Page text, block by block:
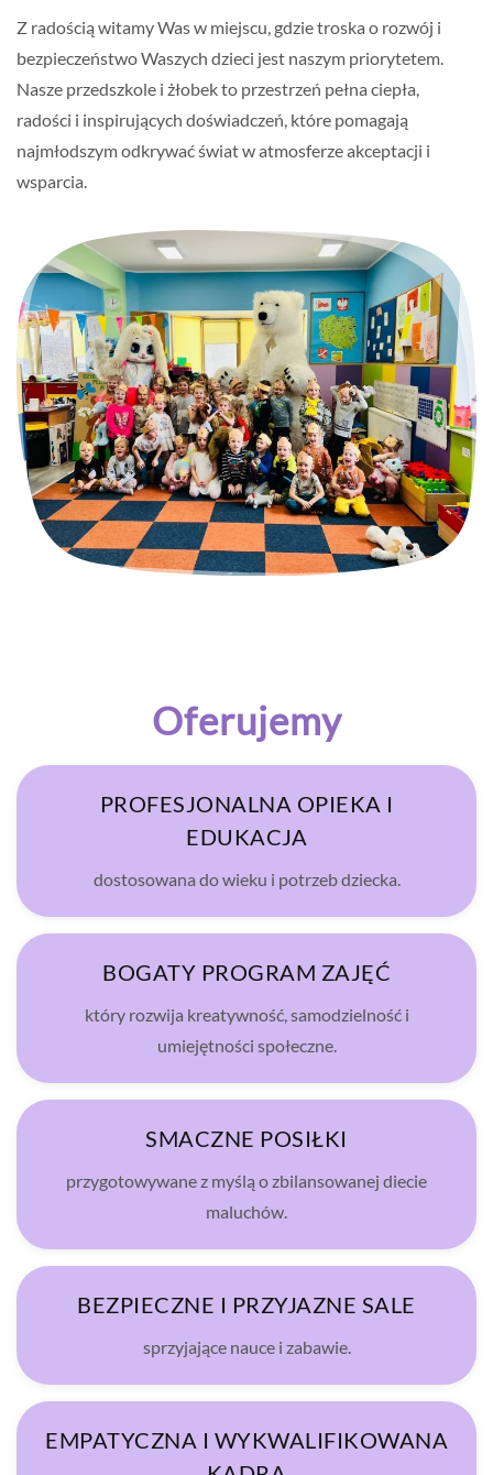
Z radością witamy Was w miejscu, gdzie troska o rozwój i
bezpieczeństwo Waszych dzieci jest naszym priorytetem.
Nasze przedszkole i żłobek to przestrzeń pełna ciepła,
radości i inspirujących doświadczeń, które pomagają
najmłodszym odkrywać świat w atmosferze akceptacji i
wsparcia.
Oferujemy
PROFESJONALNA OPIEKA I
EDUKACJA
dostosowana do wieku i potrzeb dziecka.
BOGATY PROGRAM ZAJĘĆ
który rozwija kreatywność, samodzielność i
umiejętności społeczne.
SMACZNE POSIŁKI
przygotowywane z myślą o zbilansowanej diecie
maluchów.
BEZPIECZNE I PRZYJAZNE SALE
sprzyjające nauce i zabawie.
EMPATYCZNA I WYKWALIFIKOWANA